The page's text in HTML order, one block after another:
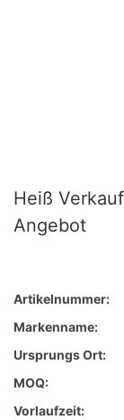
Heiß
Angebot
Artikelnummer:
Markenname:
Ursprungs Ort:
MOQ:
Vorlaufzeit: